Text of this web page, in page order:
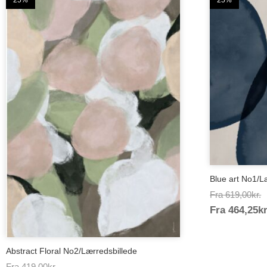
Abstract Floral No2/Lærredsbillede
Blue art No1/
Fra 619,00kr.
Fra 464,25